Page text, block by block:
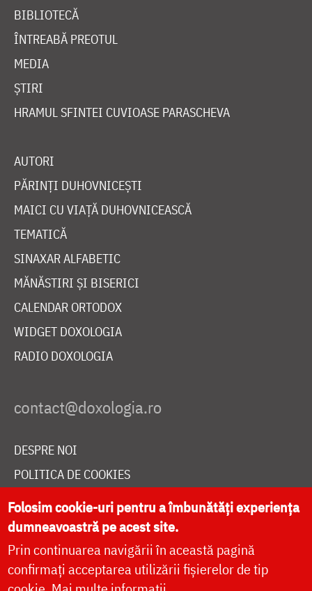
BIBLIOTECĂ
ÎNTREABĂ PREOTUL
MEDIA
ȘTIRI
HRAMUL SFINTEI CUVIOASE PARASCHEVA
AUTORI
PĂRINȚI DUHOVNICEȘTI
MAICI CU VIAȚĂ DUHOVNICEASCĂ
TEMATICĂ
SINAXAR ALFABETIC
MĂNĂSTIRI ȘI BISERICI
CALENDAR ORTODOX
WIDGET DOXOLOGIA
RADIO DOXOLOGIA
DESPRE NOI
POLITICA DE COOKIES
DONEAZĂ ONLINE PENTRU CATEDRALA NAȚIONALĂ
LIVE
Folosim cookie-uri pentru a îmbunătăți experiența
dumneavoastră pe acest site.
Prin continuarea navigării în această pagină
confirmați acceptarea utilizării fișierelor de tip